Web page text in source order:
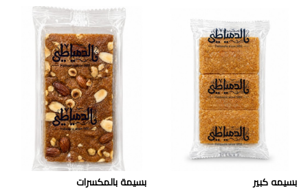
بسيمه كبير بسيمة بالمكسرات